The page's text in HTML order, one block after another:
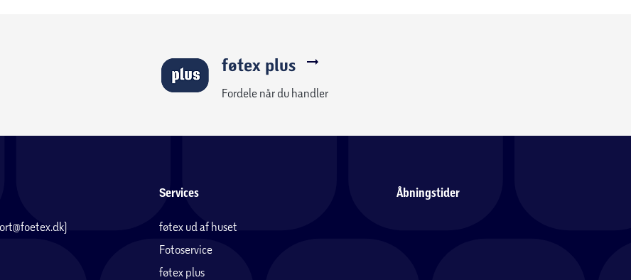
cloud-gaming på op til 4K 120 Hz
værktøjer til at administrere
føtex plus
Fordele når du handler
Services
føtex ud af huset
Fotoservice
føtex plus
Åbningstider